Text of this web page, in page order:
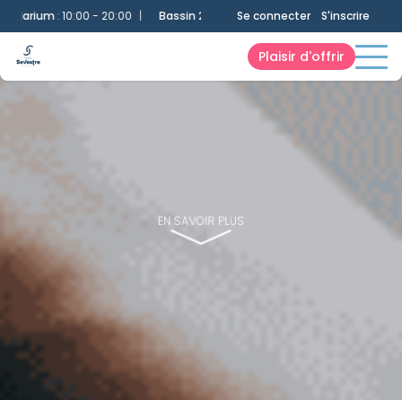
10:00 - 20:00 | Bassin 25m:10:00 - 20:00 | Bassin Ludique:10:00 -
Se connecter S'inscrire
Plaisir d'offrir
EN SAVOIR PLUS